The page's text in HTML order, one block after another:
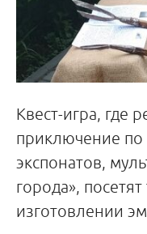
Квест-игра, где
приключение по
экспонатов,
города»,
изготовлении